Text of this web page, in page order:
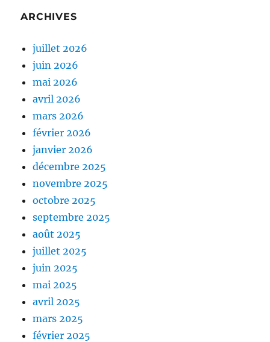
ARCHIVES
juillet 2026
juin 2026
mai 2026
avril 2026
mars 2026
février 2026
janvier 2026
décembre 2025
novembre 2025
octobre 2025
septembre 2025
août 2025
juillet 2025
juin 2025
mai 2025
avril 2025
mars 2025
février 2025